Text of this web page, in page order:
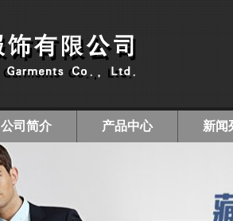
公司简介 产品中心 新闻